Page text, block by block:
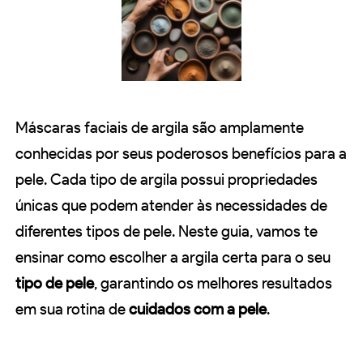
Máscaras faciais de argila são amplamente
conhecidas por seus poderosos benefícios para a
pele. Cada tipo de argila possui propriedades
únicas que podem atender às necessidades de
diferentes tipos de pele. Neste guia, vamos te
ensinar como escolher a argila certa para o seu
tipo de pele, garantindo os melhores resultados
em sua rotina decuidados com a pele.